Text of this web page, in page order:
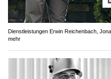
Dienstleistungen Erwin Reichenbach,
mehr